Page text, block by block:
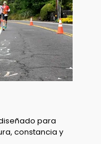
para
constancia y